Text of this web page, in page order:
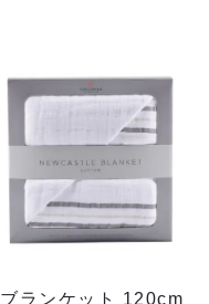
ブランケット 120cm